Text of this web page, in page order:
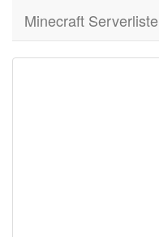
Minecraft Serverliste